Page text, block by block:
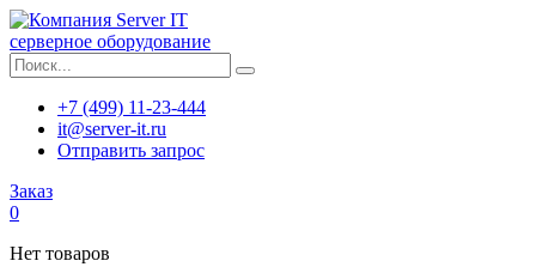
серверное оборудование
+7 (499) 11-23-444
it@server-it.ru
Отправить запрос
Заказ
0
Нет товаров